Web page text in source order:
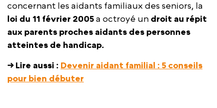
concernant les aidants familiaux des seniors, la
loi du 11 février 2005a octroyé un droit au répit
aux parents proches aidants des personnes
atteintes de handicap.
→ Lire aussi : Devenir aidant familial : 5 conseils
pour bien débuter